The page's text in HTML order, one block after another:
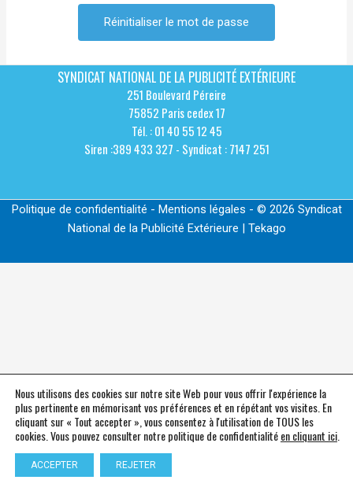
SYNDICAT NATIONAL DE LA PUBLICITÉ EXTÉRIEURE
251 Boulevard Péreire
75852 Paris cedex 17
Tél. : 01 40 55 12 45
Siren :389 433 327 - Syndicat : 7147 251
Politique de confidentialité - Mentions légales - © 2026 Syndicat
National de la Publicité Extérieure | Tekago
Nous utilisons des cookies sur notre site Web pour vous offrir l'expérience la
plus pertinente en mémorisant vos préférences et en répétant vos visites. En
cliquant sur « Tout accepter », vous consentez à l'utilisation de TOUS les
cookies. Vous pouvez consulter notre politique de confidentialitéen cliquant ici
ACCEPTER REJETER